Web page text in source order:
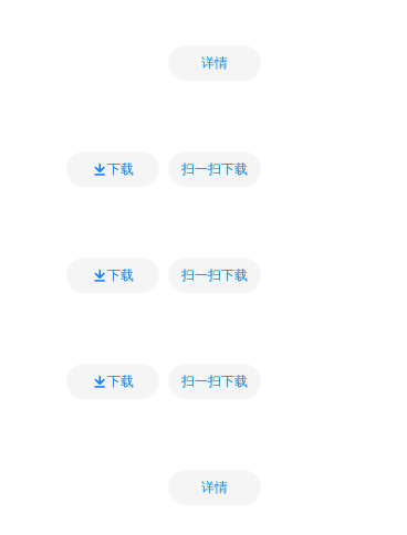
详情
下载 扫一扫下载
下载 扫一扫下载
下载 扫一扫下载
详情